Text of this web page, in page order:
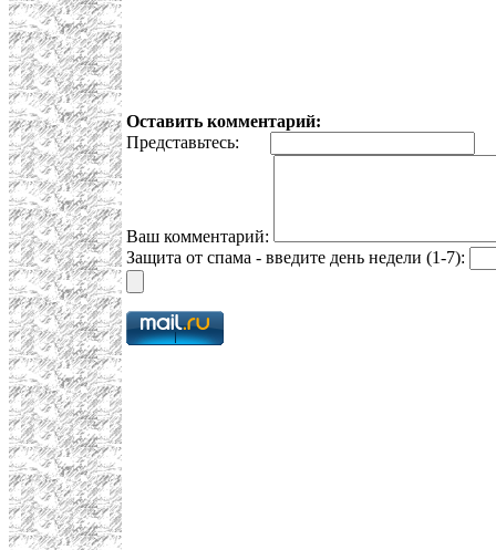
Оставить комментарий:
Представьтесь:
Ваш комментарий:
Защита от спама - введите день недели (1-7):